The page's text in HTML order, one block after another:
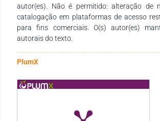
estudados. O método de
apresentou os melhores percentuais de
conversões acima de 50% em todos os
de toxicidade frente a Artemia salina
quando comparado com as amostras que
autor(es). Não é permitido: alteração de
catalogação em plataformas de acesso
para fins comerciais. O(s) autor(es)
autorais do texto.
PlumX